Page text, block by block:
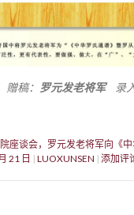
赠稿： 罗元发老将军录入
座谈会，罗元发老将军向《
21 日 LUOXUNSEN 添加评